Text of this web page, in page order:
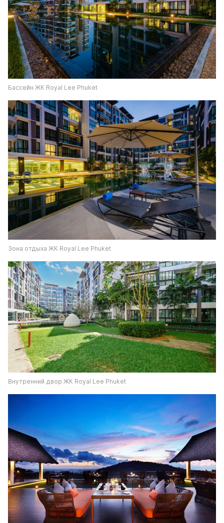
Бассейн ЖК Royal Lee Phuket
Зона отдыха ЖК Royal Lee Phuket
Внутренний двор ЖК Royal Lee Phuket